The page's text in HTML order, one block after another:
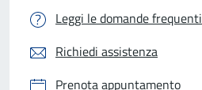
Leggi le domande frequenti
Richiedi assistenza
Prenota appuntamento